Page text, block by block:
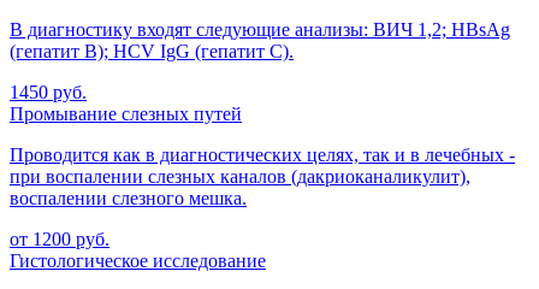
В диагностику входят следующие анализы: ВИЧ 1,2; HBsAg
(гепатит В); HCV IgG (гепатит С).
1450 руб.
Промывание слезных путей
Проводится как в диагностических целях, так и в лечебных -
при воспалении слезных каналов (дакриоканаликулит),
воспалении слезного мешка.
от 1200 руб.
Гистологическое исследование